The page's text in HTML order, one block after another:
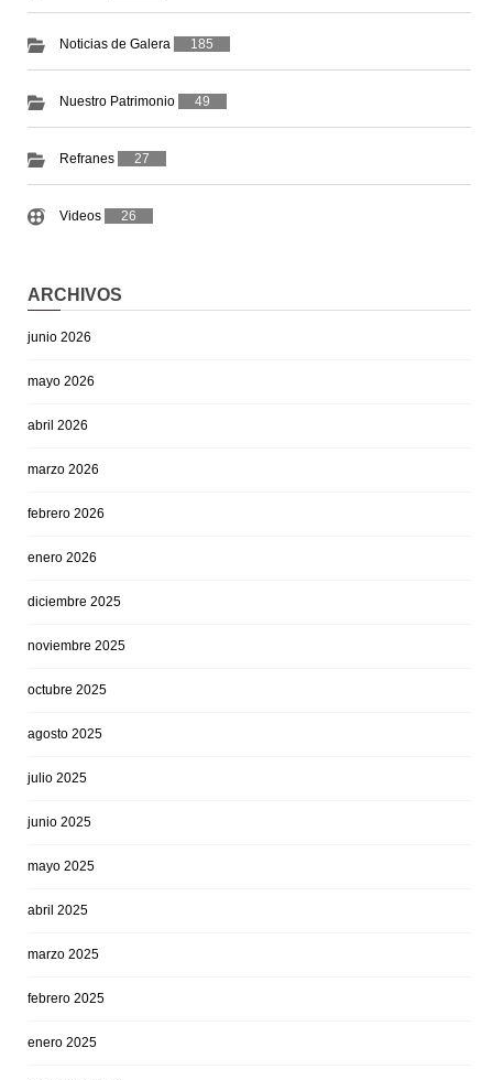
Noticias de Galera 185
Nuestro Patrimonio 49
Refranes 27
Videos 26
ARCHIVOS
junio 2026
mayo 2026
abril 2026
marzo 2026
febrero 2026
enero 2026
diciembre 2025
noviembre 2025
octubre 2025
agosto 2025
julio 2025
junio 2025
mayo 2025
abril 2025
marzo 2025
febrero 2025
enero 2025